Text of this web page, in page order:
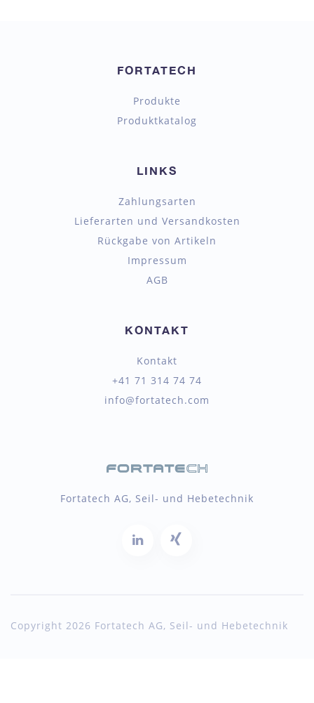
FORTATECH
Produkte
Produktkatalog
LINKS
Zahlungsarten
Lieferarten und Versandkosten
Rückgabe von Artikeln
Impressum
AGB
KONTAKT
Kontakt
+41 71 314 74 74
info@fortatech.com
Fortatech AG, Seil- und Hebetechnik
Copyright 2026 Fortatech AG, Seil- und Hebetechnik